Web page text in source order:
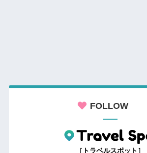
FOLLOW
［トラベルスポット］